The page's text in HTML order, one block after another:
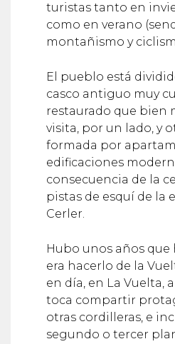
turistas tanto en
como en verano
montañismo y
El pueblo está
casco antiguo muy
restaurado que bien
visita, por un lado, y
formada por
edificaciones
consecuencia de la
pistas de esquí de la
Cerler.
Hubo unos años que
era hacerlo de la
en día, en La Vuelta,
toca compartir
otras cordilleras, e
segundo o tercer